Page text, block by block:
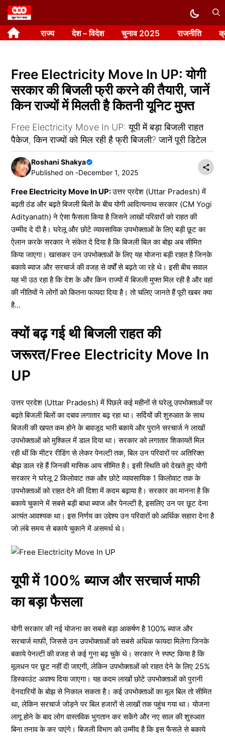
Skip
to
content राज्य देश – विदेश चुनाव 2025 राजनीति
Free Electricity Move In UP: योगी
सरकार की बिजली फ्री करने की तैयारी, जानें
किन राज्यों में मिलती है कितनी यूनिट मुफ्त
Free Electricity Move In UP: यूपी में बड़ा बिजली राहत
पैकेज, किन राज्यों को मिल रही है फ्री बिजली? जानें पूरी डिटेल
Roshani Shakya
Published on -December 1, 2025
Free Electricity Move In UP:उत्तर प्रदेश (Uttar Pradesh) में
बढ़ती ठंड और बढ़ते बिजली बिलों के बीच योगी आदित्यनाथ सरकार (CM Yogi
Adityanath) ने ऐसा फैसला किया है जिसने लाखों परिवारों को राहत की
उम्मीद दे दी है। घरेलू और छोटे व्यावसायिक उपभोक्ताओं के लिए बड़ी छूट का
ऐलान करके सरकार ने संकेत दे दिया है कि बिजली बिल का बोझ अब सीमित
किया जाएगा। खासकर उन उपभोक्ताओं के लिए यह योजना बड़ी राहत है जिनके
बकाये ब्याज और सरचार्ज की वजह से वर्षों से बढ़ते जा रहे थे। इसी बीच सवाल
यह भी उठ रहा है कि देश के और किन राज्यों में बिजली मुफ्त मिल रही है और वहां
की नीतियों ने लोगों को कितना फायदा दिया है। तो चलिए जानते हैं पूरी खबर क्या
है…
क्यों बढ़ गई थी बिजली राहत की
जरूरत/Free Electricity Move In
UP
उत्तर प्रदेश (Uttar Pradesh) में पिछले कई महीनों से घरेलू उपभोक्ताओं पर
बढ़ते बिजली बिलों का दबाव लगातार बढ़ रहा था। सर्दियों की शुरुआत के साथ
बिजली की खपत कम होने के बावजूद भारी बकाये और पुराने सरचार्ज ने लाखों
उपभोक्ताओं को मुश्किल में डाल दिया था। सरकार को लगातार शिकायतें मिल
रही थीं कि मीटर रीडिंग से लेकर पेनल्टी तक, बिल उन परिवारों पर अतिरिक्त
बोझ डाल रहे हैं जिनकी मासिक आय सीमित है। इसी स्थिति को देखते हुए योगी
सरकार ने घरेलू 2 किलोवाट तक और छोटे व्यावसायिक 1 किलोवाट तक के
उपभोक्ताओं को राहत देने की दिशा में कदम बढ़ाया है। सरकार का मानना है कि
बकाये चुकाने में सबसे बड़ी बाधा ब्याज और पेनल्टी है, इसलिए उन पर छूट देना
अत्यंत आवश्यक था। इस निर्णय का उद्देश्य उन परिवारों को आर्थिक सहारा देना है
जो लंबे समय से बकाये चुकाने में असमर्थ थे।
यूपी में 100% ब्याज और सरचार्ज माफी
का बड़ा फैसला
योगी सरकार की नई योजना का सबसे बड़ा आकर्षण है 100% ब्याज और
सरचार्ज माफी, जिससे उन उपभोक्ताओं को सबसे अधिक फायदा मिलेगा जिनके
बकाये पेनल्टी की वजह से कई गुना बढ़ चुके थे। सरकार ने स्पष्ट किया है कि
मूलधन पर छूट नहीं दी जाएगी, लेकिन उपभोक्ताओं को राहत देने के लिए 25%
डिस्काउंट अवश्य दिया जाएगा। यह कदम लाखों छोटे उपभोक्ताओं को पुरानी
देनदारियों के बोझ से निकाल सकता है। कई उपभोक्ताओं का मूल बिल तो सीमित
था, लेकिन सरचार्ज जोड़ने पर बिल हजारों से लाखों तक पहुंच गया था। योजना
लागू होने के बाद लोग वास्तविक भुगतान कर सकेंगे और नए साल की शुरुआत
बिना तनाव के कर पाएंगे। बिजली विभाग को उम्मीद है कि इस फैसले से बकाये